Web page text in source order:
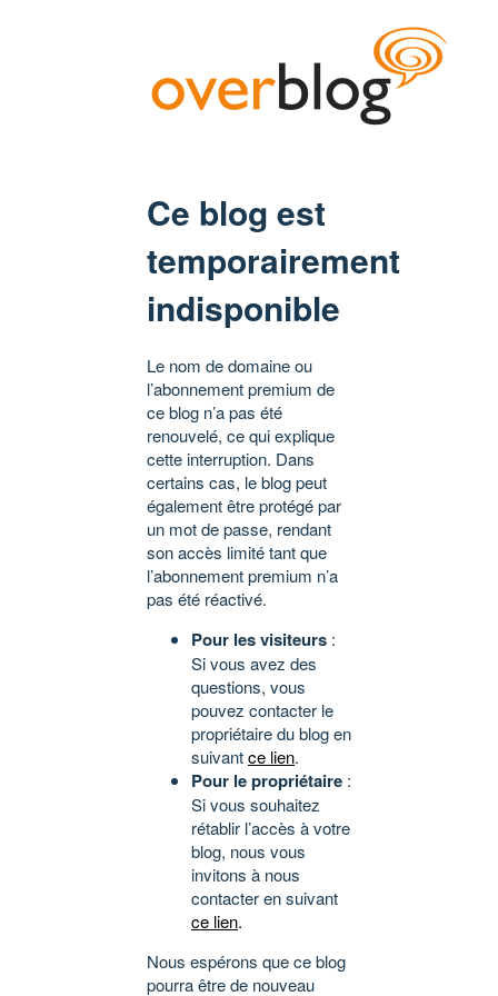
Ce blog est
temporairement
indisponible
Le nom de domaine ou
l’abonnement premium de
ce blog n’a pas été
renouvelé, ce qui explique
cette interruption. Dans
certains cas, le blog peut
également être protégé par
un mot de passe, rendant
son accès limité tant que
l’abonnement premium n’a
pas été réactivé.
Pour les visiteurs :
Si vous avez des
questions, vous
pouvez contacter le
propriétaire du blog en
suivantce lien.
Pour le propriétaire :
Si vous souhaitez
rétablir l’accès à votre
blog, nous vous
invitons à nous
contacter en suivant
ce lien.
Nous espérons que ce blog
pourra être de nouveau